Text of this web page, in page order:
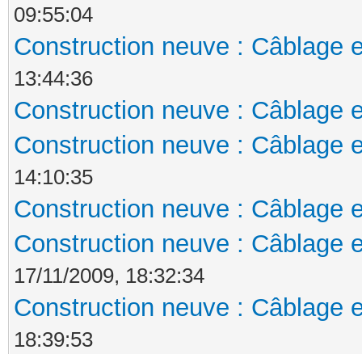
09:55:04
Construction neuve : Câblage
13:44:36
Construction neuve : Câblage
Construction neuve : Câblage
14:10:35
Construction neuve : Câblage
Construction neuve : Câblage
17/11/2009, 18:32:34
Construction neuve : Câblage
18:39:53